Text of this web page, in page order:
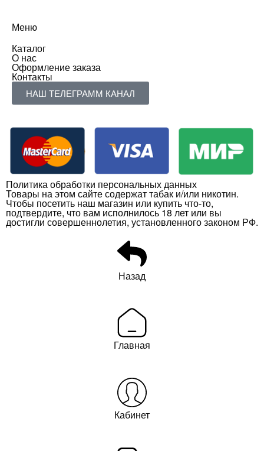
Меню
Каталог
О нас
Оформление заказа
Контакты
НАШ ТЕЛЕГРАММ КАНАЛ
Политика обработки персональных данных
Товары на этом сайте содержат табак и/или никотин.
Чтобы посетить наш магазин или купить что-то,
подтвердите, что вам исполнилось 18 лет или вы
достигли совершеннолетия, установленного законом РФ.
Назад
Главная
Кабинет